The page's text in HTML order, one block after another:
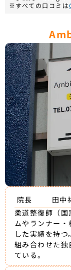
※すべての口コミは
院長
田中
柔道整復師（
ムやランナー
した実績を持
組み合わせた
ている。